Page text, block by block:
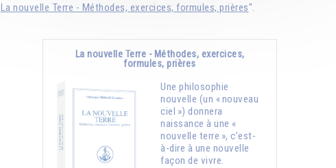
La nouvelle Terre - Méthodes, exercices, formules, prières".
La nouvelle Terre - Méthodes, exercices,
formules, prières
Une philosophie
nouvelle (un « nouveau
ciel ») donnera
naissance à une «
nouvelle terre », c’est-
à-dire à une nouvelle
façon de vivre.